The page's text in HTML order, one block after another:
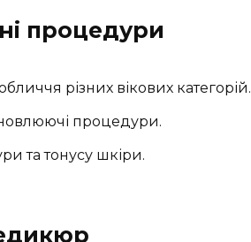
процедури
різних вікових категорій.
процедури.
та тонусу шкіри.